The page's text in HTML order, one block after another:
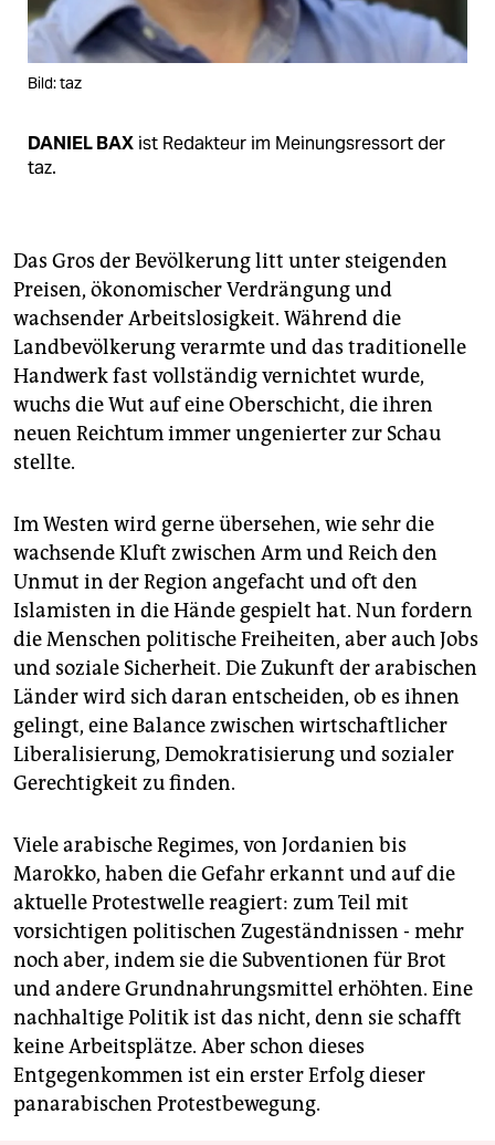
Bild: taz
DANIEL BAX ist Redakteur im Meinungsressort der
taz.
Das Gros der Bevölkerung litt unter steigenden
Preisen, ökonomischer Verdrängung und
wachsender Arbeitslosigkeit. Während die
Landbevölkerung verarmte und das traditionelle
Handwerk fast vollständig vernichtet wurde,
wuchs die Wut auf eine Oberschicht, die ihren
neuen Reichtum immer ungenierter zur Schau
stellte.
Im Westen wird gerne übersehen, wie sehr die
wachsende Kluft zwischen Arm und Reich den
Unmut in der Region angefacht und oft den
Islamisten in die Hände gespielt hat. Nun fordern
die Menschen politische Freiheiten, aber auch Jobs
und soziale Sicherheit. Die Zukunft der arabischen
Länder wird sich daran entscheiden, ob es ihnen
gelingt, eine Balance zwischen wirtschaftlicher
Liberalisierung, Demokratisierung und sozialer
Gerechtigkeit zu finden.
Viele arabische Regimes, von Jordanien bis
Marokko, haben die Gefahr erkannt und auf die
aktuelle Protestwelle reagiert: zum Teil mit
vorsichtigen politischen Zugeständnissen - mehr
noch aber, indem sie die Subventionen für Brot
und andere Grundnahrungsmittel erhöhten. Eine
nachhaltige Politik ist das nicht, denn sie schafft
keine Arbeitsplätze. Aber schon dieses
Entgegenkommen ist ein erster Erfolg dieser
panarabischen Protestbewegung.